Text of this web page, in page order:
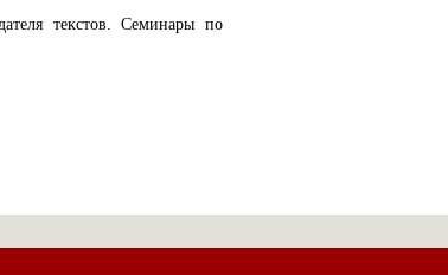
текстов. Семинары по